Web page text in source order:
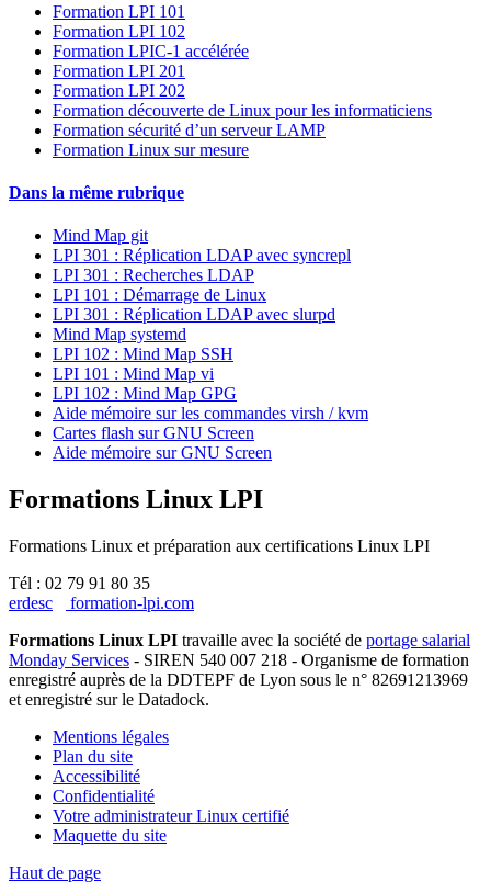
Formation LPI 101
Formation LPI 102
Formation LPIC-1 accélérée
Formation LPI 201
Formation LPI 202
Formation découverte de Linux pour les informaticiens
Formation sécurité d’un serveur LAMP
Formation Linux sur mesure
Dans la même rubrique
Mind Map git
LPI 301 : Réplication LDAP avec syncrepl
LPI 301 : Recherches LDAP
LPI 101 : Démarrage de Linux
LPI 301 : Réplication LDAP avec slurpd
Mind Map systemd
LPI 102 : Mind Map SSH
LPI 101 : Mind Map vi
LPI 102 : Mind Map GPG
Aide mémoire sur les commandes virsh / kvm
Cartes flash sur GNU Screen
Aide mémoire sur GNU Screen
Formations Linux LPI
Formations Linux et préparation aux certifications Linux LPI
Tél : 02 79 91 80 35
erdesc
formation-lpi.com
Formations Linux LPI travaille avec la société de portage salarial
Monday Services - SIREN 540 007 218 - Organisme de formation
enregistré auprès de la DDTEPF de Lyon sous le n° 82691213969
et enregistré sur le Datadock.
Mentions légales
Plan du site
Accessibilité
Confidentialité
Votre administrateur Linux certifié
Maquette du site
Haut de page